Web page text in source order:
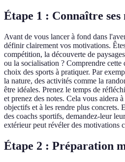
Étape 1 : Connaître
Avant de vous lancer à fond dans
définir clairement vos motivations.
compétition, la découverte de
ou la socialisation ? Comprendre
choix des sports à pratiquer. Par
la nature, des activités comme la
être idéales. Prenez le temps de
et prenez des notes. Cela vous aidera
objectifs et à les rendre plus concrets.
des coachs sportifs, demandez-leur
extérieur peut révéler des motivations
Étape 2 : Préparation